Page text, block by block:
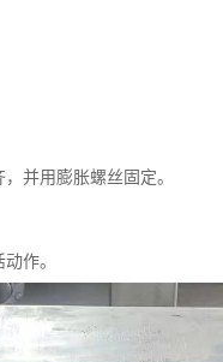
并用膨胀螺丝固定。
作。